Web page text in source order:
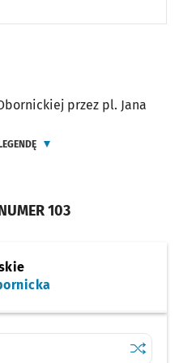
103
Sprawdź
Pracze
przez pl. Jana